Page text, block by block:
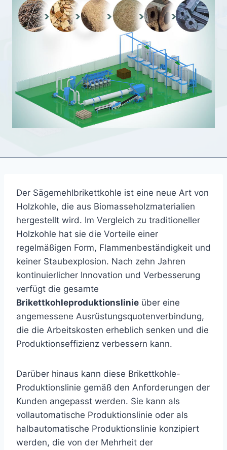
Der Sägemehlbrikettkohle ist eine neue Art von
Holzkohle, die aus Biomasseholzmaterialien
hergestellt wird. Im Vergleich zu traditioneller
Holzkohle hat sie die Vorteile einer
regelmäßigen Form, Flammenbeständigkeit und
keiner Staubexplosion. Nach zehn Jahren
kontinuierlicher Innovation und Verbesserung
verfügt die gesamte
Brikettkohleproduktionslinie über eine
angemessene Ausrüstungsquotenverbindung,
die die Arbeitskosten erheblich senken und die
Produktionseffizienz verbessern kann.
Darüber hinaus kann diese Brikettkohle-
Produktionslinie gemäß den Anforderungen der
Kunden angepasst werden. Sie kann als
vollautomatische Produktionslinie oder als
halbautomatische Produktionslinie konzipiert
werden, die von der Mehrheit der